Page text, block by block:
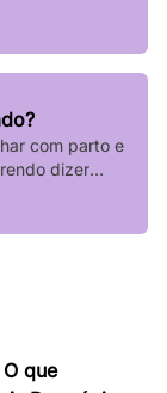
com parto e
dizer
que